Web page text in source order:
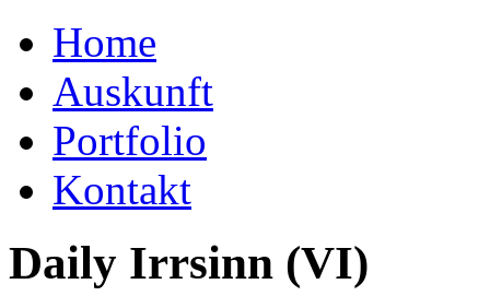
Home
Auskunft
Portfolio
Kontakt
Daily Irrsinn (VI)